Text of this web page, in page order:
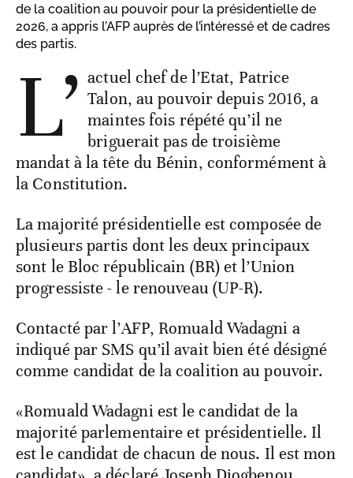
de la coalition au pouvoir pour la présidentielle de
2026, a appris l’AFP auprès de l’intéressé et de cadres
des partis.
L’ actuel chef de l’Etat, Patrice
Talon, au pouvoir depuis 2016, a
maintes fois répété qu’il ne
briguerait pas de troisième
mandat à la tête du Bénin, conformément à
la Constitution.
La majorité présidentielle est composée de
plusieurs partis dont les deux principaux
sont le Bloc républicain (BR) et l’Union
progressiste - le renouveau (UP-R).
Contacté par l’AFP, Romuald Wadagni a
indiqué par SMS qu’il avait bien été désigné
comme candidat de la coalition au pouvoir.
«Romuald Wadagni est le candidat de la
majorité parlementaire et présidentielle. Il
est le candidat de chacun de nous. Il est mon